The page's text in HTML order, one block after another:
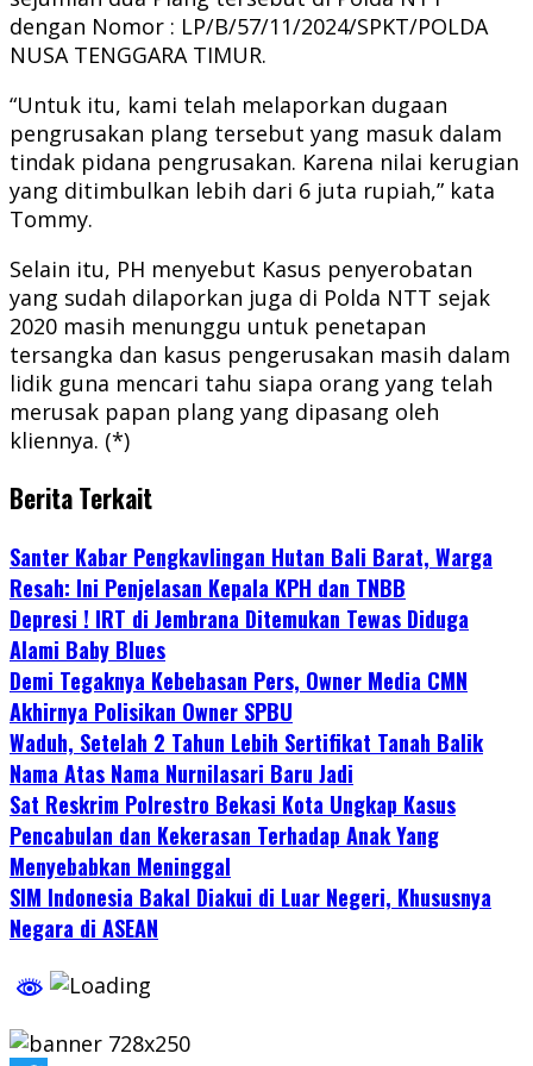
dengan Nomor : LP/B/57/11/2024/SPKT/POLDA
NUSA TENGGARA TIMUR.
“Untuk itu, kami telah melaporkan dugaan
pengrusakan plang tersebut yang masuk dalam
tindak pidana pengrusakan. Karena nilai kerugian
yang ditimbulkan lebih dari 6 juta rupiah,” kata
Tommy.
Selain itu, PH menyebut Kasus penyerobatan
yang sudah dilaporkan juga di Polda NTT sejak
2020 masih menunggu untuk penetapan
tersangka dan kasus pengerusakan masih dalam
lidik guna mencari tahu siapa orang yang telah
merusak papan plang yang dipasang oleh
kliennya. (*)
Berita Terkait
Santer Kabar Pengkavlingan Hutan Bali Barat, Warga
Resah: Ini Penjelasan Kepala KPH dan TNBB
Depresi ! IRT di Jembrana Ditemukan Tewas Diduga
Alami Baby Blues
Demi Tegaknya Kebebasan Pers, Owner Media CMN
Akhirnya Polisikan Owner SPBU
Waduh, Setelah 2 Tahun Lebih Sertifikat Tanah Balik
Nama Atas Nama Nurnilasari Baru Jadi
Sat Reskrim Polrestro Bekasi Kota Ungkap Kasus
Pencabulan dan Kekerasan Terhadap Anak Yang
Menyebabkan Meninggal
SIM Indonesia Bakal Diakui di Luar Negeri, Khususnya
Negara di ASEAN